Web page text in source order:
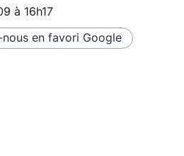
à 16h17
en favori Google